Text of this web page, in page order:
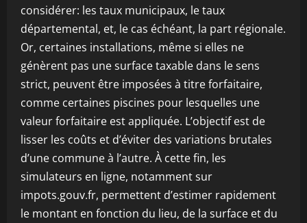
considérer: les taux municipaux, le taux
départemental, et, le cas échéant, la part régionale.
Or, certaines installations, même si elles ne
génèrent pas une surface taxable dans le sens
strict, peuvent être imposées à titre forfaitaire,
comme certaines piscines pour lesquelles une
valeur forfaitaire est appliquée. L’objectif est de
lisser les coûts et d’éviter des variations brutales
d’une commune à l’autre. À cette fin, les
simulateurs en ligne, notamment sur
impots.gouv.fr, permettent d’estimer rapidement
le montant en fonction du lieu, de la surface et du